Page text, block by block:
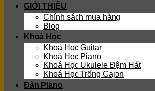
GIỚI THIỆU
Chính sách mua hàng
Blog
Khoá Học
Khoá Học Guitar
Khoá Học Piano
Khoá Học Ukulele Đệm Hát
Khoá Học Trống Cajon
Đàn Piano